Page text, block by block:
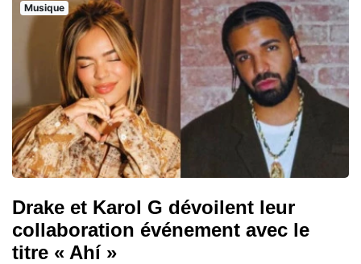
Musique
Drake et Karol G dévoilent leur
collaboration événement avec le
titre « Ahí »